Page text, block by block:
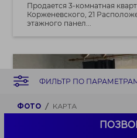
ФИЛЬТР ПО
ФОТО КАРТА
Продается 3-комнатная
Корженевского, 21
этажного панел...